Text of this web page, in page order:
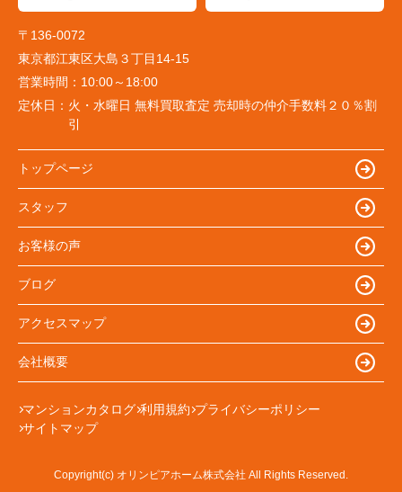
〒136-0072
東京都江東区大島３丁目14-15
営業時間： 10:00～18:00
定休日： 火・水曜日 無料買取査定 売却時の仲介手数料２０％割
引
トップページ
スタッフ
お客様の声
ブログ
アクセスマップ
会社概要
マンションカタログ 利用規約 プライバシーポリシー
サイトマップ
Copyright(c) オリンピアホーム株式会社 All Rights Reserved.